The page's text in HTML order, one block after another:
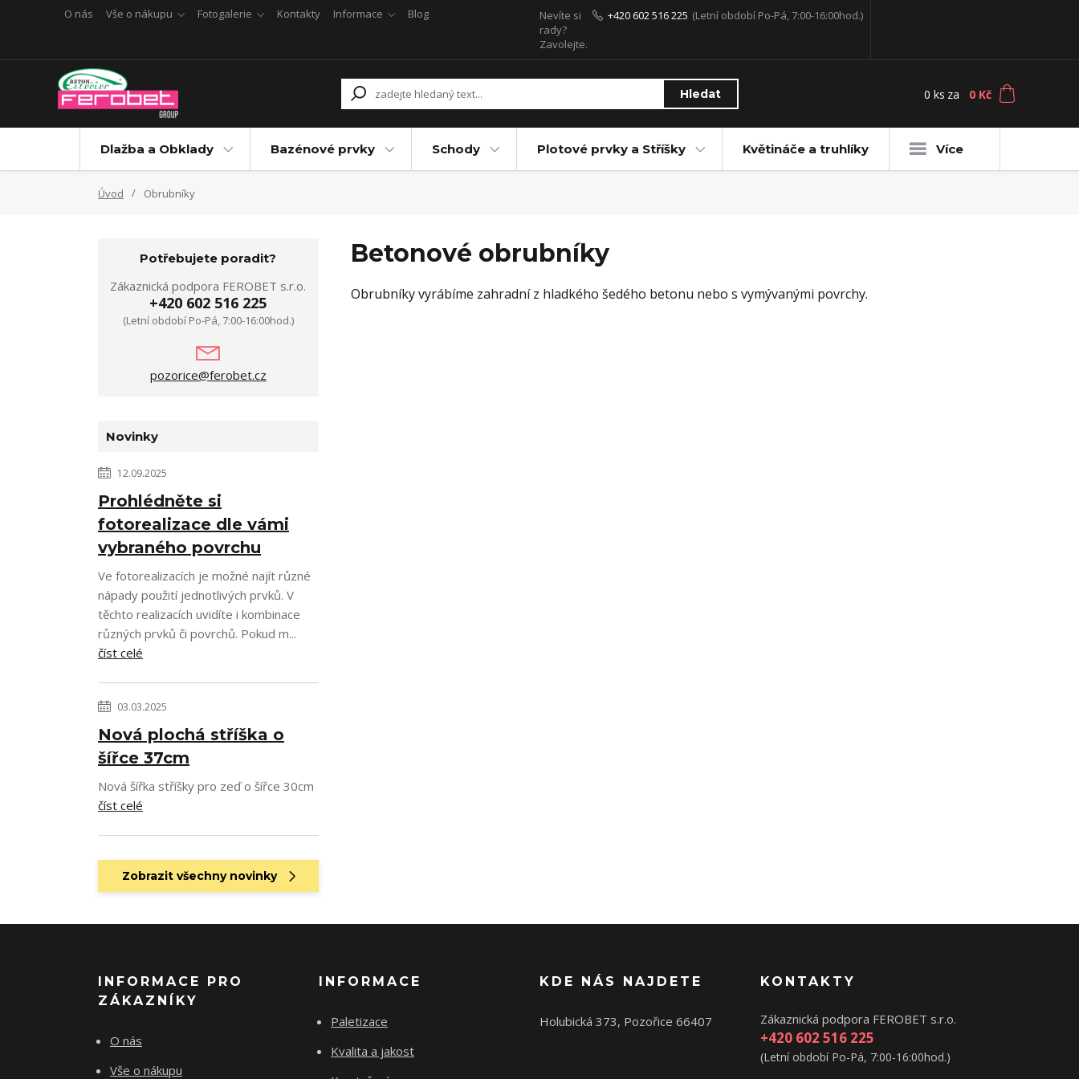
O nás Vše o nákupu Fotogalerie Kontakty Informace Blog
Hledat
Nevíte si
rady?
Zavolejte.
+420 602 516 225 (Letní období Po-Pá, 7:00-16:00hod.)
0 ks za 0 Kč
Dlažba a Obklady Bazénové prvky Schody Plotové prvky a Stříšky Květináče a truhlíky Více
Úvod Obrubníky
Betonové obrubníky
Obrubníky vyrábíme zahradní z hladkého šedého betonu nebo s vymývanými povrchy.
Potřebujete poradit?
Zákaznická podpora FEROBET s.r.o.
+420 602 516 225
(Letní období Po-Pá, 7:00-16:00hod.)
pozorice@ferobet.cz
Novinky
12.09.2025
Prohlédněte si
fotorealizace dle vámi
vybraného povrchu
Ve fotorealizacích je možné najít různé
nápady použití jednotlivých prvků. V
těchto realizacích uvidíte i kombinace
různých prvků či povrchů. Pokud m...
číst celé
03.03.2025
Nová plochá stříška o
šířce 37cm
Nová šířka stříšky pro zeď o šířce 30cm
číst celé
Zobrazit všechny novinky
INFORMACE PRO
ZÁKAZNÍKY
O nás
Vše o nákupu
INFORMACE
Paletizace
Kvalita a jakost
KDE NÁS NAJDETE
Holubická 373, Pozořice 66407
KONTAKTY
Zákaznická podpora FEROBET s.r.o.
+420 602 516 225
(Letní období Po-Pá, 7:00-16:00hod.)